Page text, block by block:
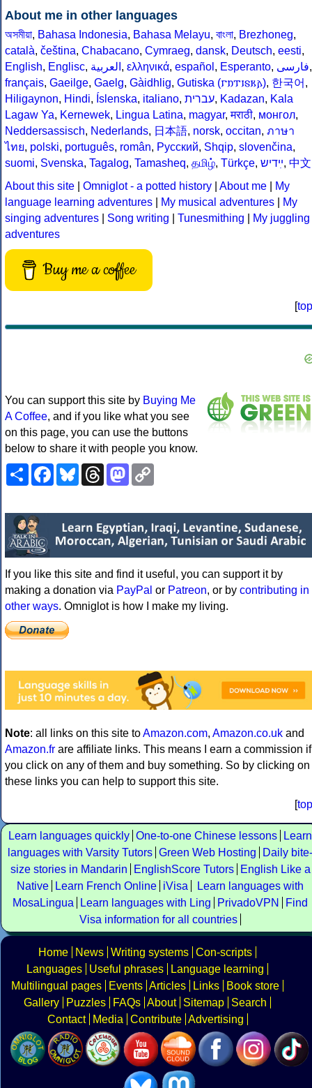
About me in other languages
অসমীয়া, Bahasa Indonesia, Bahasa Melayu, বাংলা, Brezhoneg,
català, čeština, Chabacano, Cymraeg, dansk, Deutsch, eesti,
English, Englisc, العربية , ελληνικά, español , Esperanto, فارسى,
français, Gaeilge, Gaelg, Gàidhlig, Gutiska (𐌲𐌿𐍄𐌹𐍃𐌺𐌰), 한국어 ,
Hiligaynon, Hindi, Íslenska, italiano, עברית, Kadazan, Kala
Lagaw Ya, Kernewek, Lingua Latina, magyar,मराठी, монгол,
Neddersassisch, Nederlands, 日本語, norsk, occitan, ภาษา
ไทย, polski, português, român, Русский, Shqip, slovenčina,
suomi, Svenska, Tagalog, Tamasheq, தமிழ், Türkçe, ײִדיש, 中文
About this site
Omniglot - a potted history About me
My
language learning adventures
My musical adventures
My
singing adventures
Song writing Tunesmithing
My juggling
adventures
Buy me a coffee
[top
You can support this site by Buying Me
A Coffee, and if you like what you see
on this page, you can use the buttons
below to share it with people you know.
ShareFacebookBlueskyThreadsMastodon
If you like this site and find it useful, you can support it by
making a donation via PayPal or Patreon, or by contributing in
other ways. Omniglot is how I make my living.
Note: all links on this site toAmazon.com, Amazon.co.uk and
Amazon.fr are affiliate links. This means I earn a commission if
you click on any of them and buy something. So by clicking on
these links you can help to support this site.
[top
Learn languages quickly One-to-one Chinese lessons
Learn
languages with Varsity Tutors Green Web Hosting
Daily bite-
size stories in Mandarin
EnglishScore Tutors
English Like a
Native
Learn French Online iVisa
Learn languages with
MosaLingua
Learn languages with Ling PrivadoVPN
Find
Visa information for all countries
Home News Writing systems Con-scripts
Languages
Useful phrases
Language learning
Multilingual pages
Events Articles Links
Book store
Gallery
Puzzles FAQs About Sitemap
Search
Contact
Media Contribute Advertising